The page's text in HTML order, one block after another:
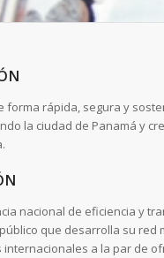
forma rápida, segura y
la ciudad de Panamá y
nacional de eficiencia y
que desarrolla su red
a la par de